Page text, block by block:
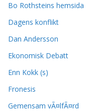
Bo Rothsteins hemsida
Dagens konflikt
Dan Andersson
Ekonomisk Debatt
Enn Kokk (s)
Fronesis
Gemensam vÃ¤lfÃ¤rd